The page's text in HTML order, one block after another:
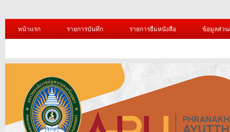
หน้าแรก รายการบันทึก รายการยืมหนังสือ ข้อมูลส่ว